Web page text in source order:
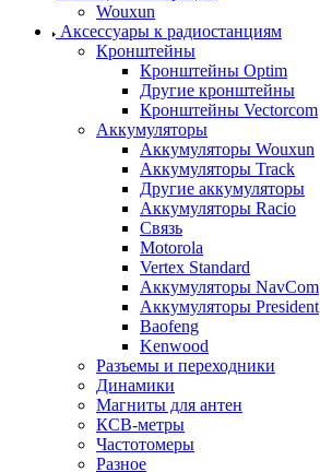
Wouxun
Аксессуары к радиостанциям
Кронштейны
Кронштейны Optim
Другие кронштейны
Кронштейны Vectorcom
Аккумуляторы
Аккумуляторы Wouxun
Аккумуляторы Track
Другие аккумуляторы
Аккумуляторы Racio
Связь
Motorola
Vertex Standard
Аккумуляторы NavCom
Аккумуляторы President
Baofeng
Kenwood
Разъемы и переходники
Динамики
Магниты для антен
КСВ-метры
Частотомеры
Разное